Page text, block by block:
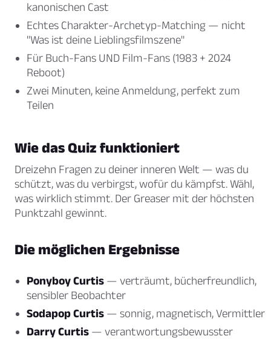
kanonischen Cast
Echtes Charakter-Archetyp-Matching — nicht
"Was ist deine Lieblingsfilmszene"
Für Buch-Fans UND Film-Fans (1983 + 2024
Reboot)
Zwei Minuten, keine Anmeldung, perfekt zum
Teilen
Wie das Quiz funktioniert
Dreizehn Fragen zu deiner inneren Welt — was du
schützt, was du verbirgst, wofür du kämpfst. Wähl,
was wirklich stimmt. Der Greaser mit der höchsten
Punktzahl gewinnt.
Die möglichen Ergebnisse
Ponyboy Curtis — verträumt, bücherfreundlich,
sensibler Beobachter
Sodapop Curtis — sonnig, magnetisch, Vermittler
Darry Curtis — verantwortungsbewusster